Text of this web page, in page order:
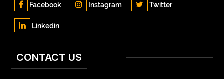
Facebook Instagram Twitter
Linkedin
CONTACT US